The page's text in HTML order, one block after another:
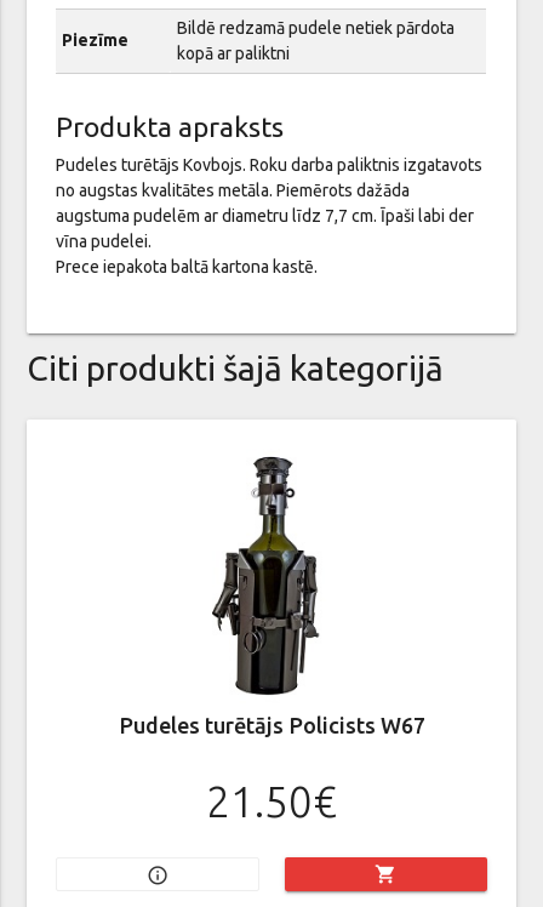
Piezīme
Bildē redzamā pudele netiek pārdota
kopā ar paliktni
Produkta apraksts
Pudeles turētājs Kovbojs. Roku darba paliktnis izgatavots
no augstas kvalitātes metāla. Piemērots dažāda
augstuma pudelēm ar diametru līdz 7,7 cm. Īpaši labi der
vīna pudelei.
Prece iepakota baltā kartona kastē.
Citi produkti šajā kategorijā
Pudeles turētājs Policists W67
21.50€
info_outline shopping_cart